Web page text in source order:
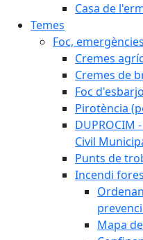
Casa de
Temes
Foc,
Cremes
Cremes de
Foc
Pirotència
DUPROCIM
Civil
Punts de
Incendi
Mapa